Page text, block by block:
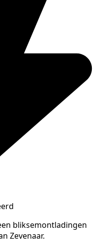
bliksemontladingen
Zevenaar.